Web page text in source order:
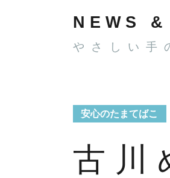
NEWS
やさしい手
安心のたまてばこ
古川